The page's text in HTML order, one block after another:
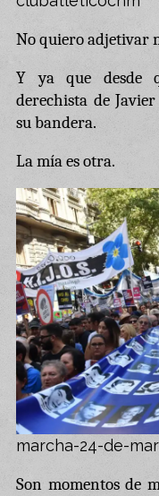
No quiero adjetivar
Y ya que desde
derechista de
su bandera.
La mía es otra.
marcha-24-de-
Son momentos de